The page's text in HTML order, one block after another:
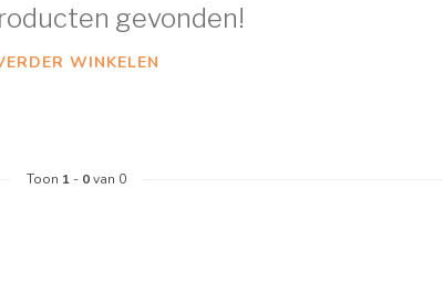
gevonden!
WINKELEN
Toon 1 - 0van 0